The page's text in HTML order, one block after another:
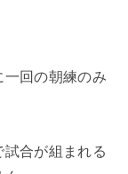
一回の朝練のみ
合が組まれる